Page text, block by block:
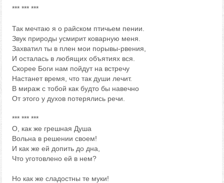
*** *** ***
Так мечтаю я о райском птичьем пении.
Звук природы усмирит коварную меня.
Захватил ты в плен мои порывы-рвения,
И осталась в любящих объятиях вся.
Скорее Боги нам пойдут на встречу
Настанет время, что так души лечит.
В мираж с тобой как будто бы навечно
От этого у духов потерялись речи.
*** *** ***
О, как же грешная Душа
Вольна в решении своем!
И как же ей допить до дна,
Что уготовлено ей в нем?
Но как же сладостны те муки!